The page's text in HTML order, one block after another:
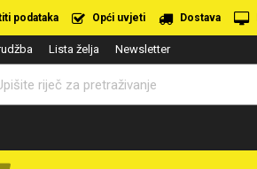
podataka Opći uvjeti Dostava
Lista želja Newsletter